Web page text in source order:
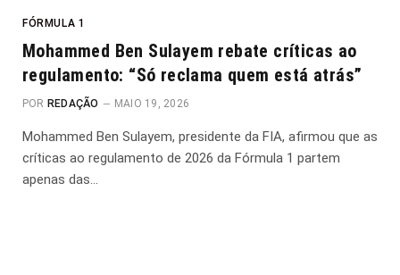
FÓRMULA 1
Mohammed Ben Sulayem rebate críticas ao
regulamento: “Só reclama quem está atrás”
POR REDAÇÃO MAIO 19, 2026
Mohammed Ben Sulayem, presidente da FIA, afirmou que as
críticas ao regulamento de 2026 da Fórmula 1 partem
apenas das…